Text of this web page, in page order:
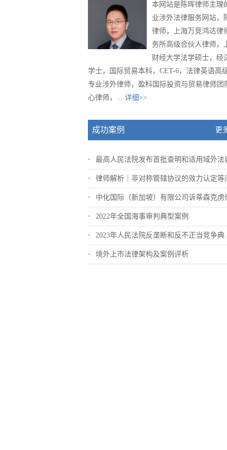
本网站是陈晖律师主理
业涉外法律服务网站，
律师，上海万竞鸿达律
务所高级合伙人律师，
财经大学法学硕士，经
学士，国际贸易本科，CET-6，法律英语高级
专业涉外律师，盈科国际投资与贸易律师团
心律师，... 详细>>
成功案例 更
最高人民法院发布首批查明和适用域外法典
律师解析｜非对称管辖协议的效力认定等
中化国际（新加坡）有限公司诉蒂森克虏伯冶
2022年全国海事审判典型案例
2023年人民法院反垄断和反不正当竞争典
境外上市法律架构及案例评析